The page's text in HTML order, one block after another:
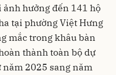
hưởng đến 141 hộ
tại phường Việt Hưng
mắc trong khâu bàn
thành toàn bộ dự
2025 sang năm